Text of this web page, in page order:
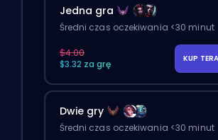
Jedna gra
Średni czas oczekiwania <30 minut
$4.00
$3.32 za grę
KUP
Dwie gry
Średni czas oczekiwania <30 minut